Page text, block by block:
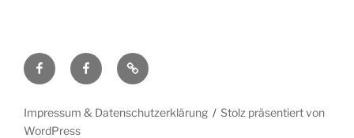
FacebookArtists
for
Impressum
&
Impressum & Datenschutzerklärung
Stolz präsentiert von
WordPress